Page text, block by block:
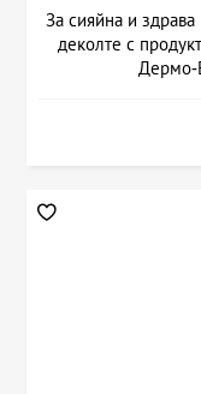
За сияйна и
деколте с
Дермо-